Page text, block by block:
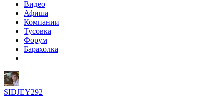
Видео
Афиша
Компании
Тусовка
Форум
Барахолка
SIDJEY292